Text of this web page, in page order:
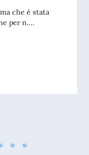
che è stata
per n....
A A CONTRATTO